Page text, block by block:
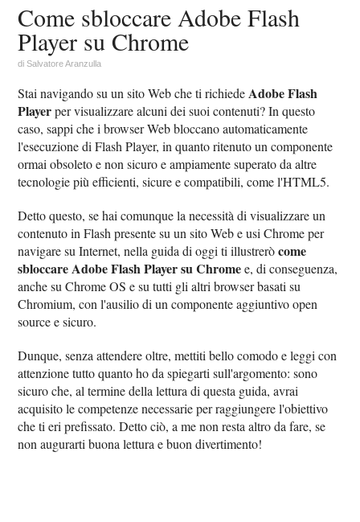
Come sbloccare Adobe Flash
Player su Chrome
diSalvatore Aranzulla
Stai navigando su un sito Web che ti richiede Adobe Flash
Playerper visualizzare alcuni dei suoi contenuti? In questo
caso, sappi che i browser Web bloccano automaticamente
l'esecuzione di Flash Player, in quanto ritenuto un componente
ormai obsoleto e non sicuro e ampiamente superato da altre
tecnologie più efficienti, sicure e compatibili, come l'HTML5.
Detto questo, se hai comunque la necessità di visualizzare un
contenuto in Flash presente su un sito Web e usi Chrome per
navigare su Internet, nella guida di oggi ti illustreròcome
sbloccare Adobe Flash Player su Chromee, di conseguenza,
anche su Chrome OS e su tutti gli altri browser basati su
Chromium, con l'ausilio di un componente aggiuntivo open
source e sicuro.
Dunque, senza attendere oltre, mettiti bello comodo e leggi con
attenzione tutto quanto ho da spiegarti sull'argomento: sono
sicuro che, al termine della lettura di questa guida, avrai
acquisito le competenze necessarie per raggiungere l'obiettivo
che ti eri prefissato. Detto ciò, a me non resta altro da fare, se
non augurarti buona lettura e buon divertimento!